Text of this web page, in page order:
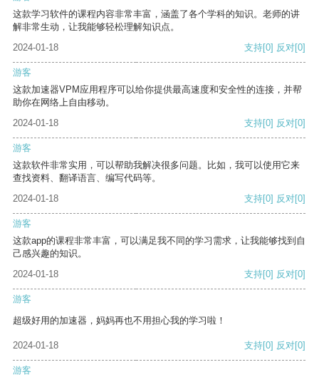
这款学习软件的课程内容非常丰富，涵盖了各个学科的知识。老师的讲
解非常生动，让我能够轻松理解知识点。
2024-01-18
支持[0] 反对[0]
游客
这款加速器VPM应用程序可以给你提供最高速度和安全性的连接，并帮
助你在网络上自由移动。
2024-01-18
支持[0] 反对[0]
游客
这款软件非常实用，可以帮助我解决很多问题。比如，我可以使用它来
查找资料、翻译语言、编写代码等。
2024-01-18
支持[0] 反对[0]
游客
这款app的课程非常丰富，可以满足我不同的学习需求，让我能够找到自
己感兴趣的知识。
2024-01-18
支持[0] 反对[0]
游客
超级好用的加速器，妈妈再也不用担心我的学习啦！
2024-01-18 支持[0] 反对[0]
游客